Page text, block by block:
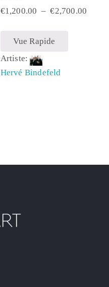
€1,200.00 – €2,700.00
Vue Rapide
Artiste:
Hervé Bindefeld